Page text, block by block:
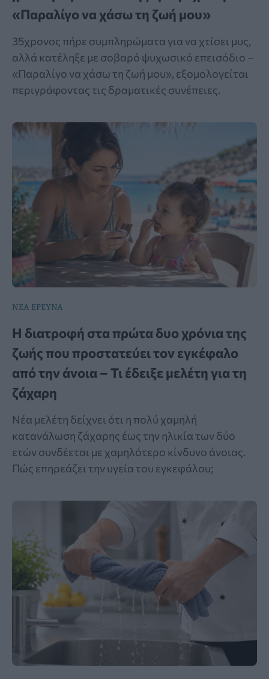
«Παραλίγο να χάσω τη ζωή μου»
35χρονος πήρε συμπληρώματα για να χτίσει μυς,
αλλά κατέληξε με σοβαρό ψυχωσικό επεισόδιο –
«Παραλίγο να χάσω τη ζωή μου», εξομολογείται
περιγράφοντας τις δραματικές συνέπειες.
ΝΕΑ ΕΡΕΥΝΑ
Η διατροφή στα πρώτα δυο χρόνια της
ζωής που προστατεύει τον εγκέφαλο
από την άνοια – Τι έδειξε μελέτη για τη
ζάχαρη
Νέα μελέτη δείχνει ότι η πολύ χαμηλή
κατανάλωση ζάχαρης έως την ηλικία των δύο
ετών συνδέεται με χαμηλότερο κίνδυνο άνοιας.
Πώς επηρεάζει την υγεία του εγκεφάλου;